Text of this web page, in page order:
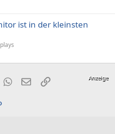
ist in der kleinsten
WhatsApp
E-MailLink